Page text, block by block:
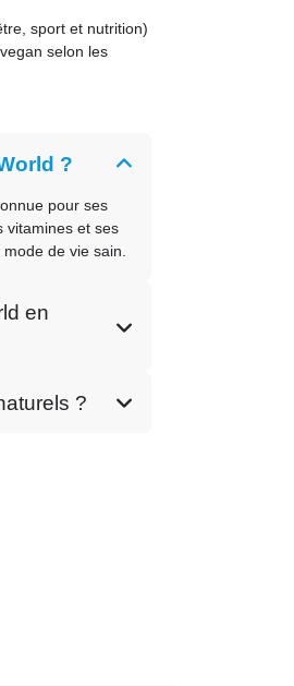
sport et nutrition)
selon les
?
pour ses
vitamines et ses
de vie sain.
en
?